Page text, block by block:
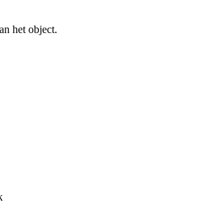
het object.